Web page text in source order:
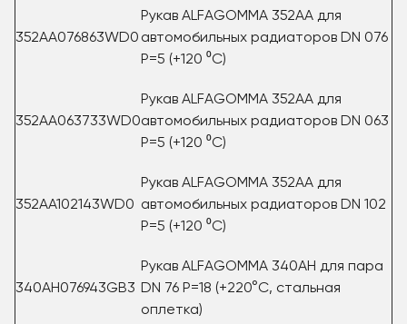
352AA076863WD0
Рукав ALFAGOMMA 352AA для
автомобильных радиаторов DN 076
P=5 (+120 ⁰С)
352AA063733WD0
Рукав ALFAGOMMA 352AA для
автомобильных радиаторов DN 063
P=5 (+120 ⁰С)
352AA102143WD0
Рукав ALFAGOMMA 352AA для
автомобильных радиаторов DN 102
P=5 (+120 ⁰С)
340AH076943GB3
Рукав ALFAGOMMA 340AH для пара
DN 76 P=18 (+220°С, стальная
оплетка)